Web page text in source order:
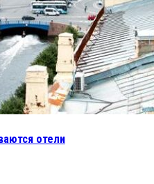
отели